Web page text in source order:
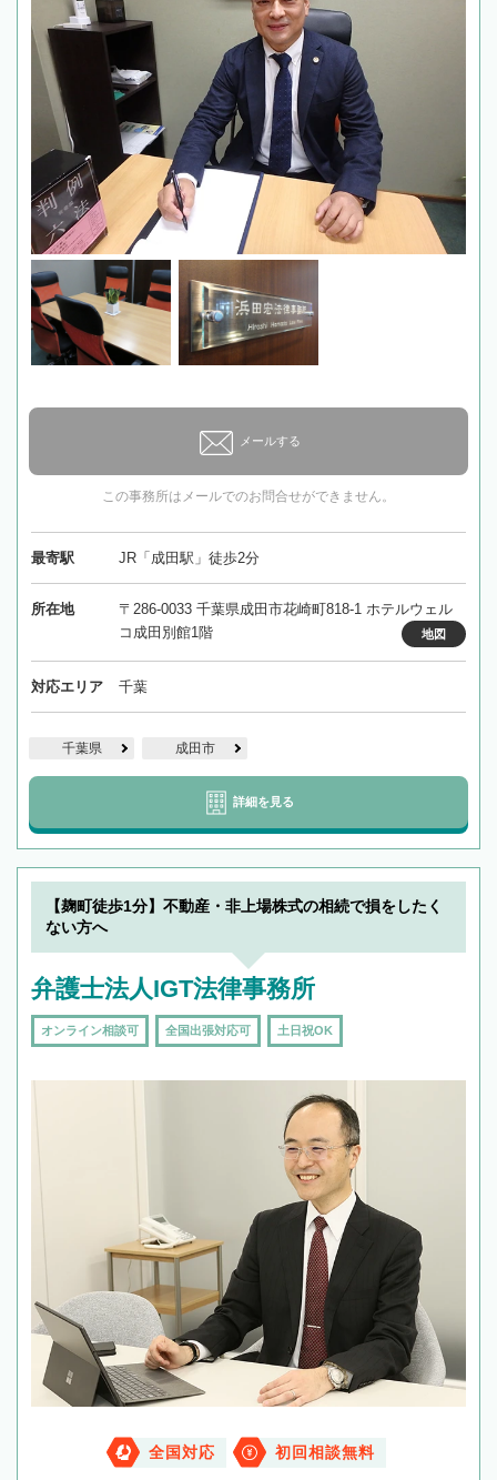
メールする
この事務所はメールでのお問合せができません。
最寄駅 JR「成田駅」徒歩2分
所在地
〒286-0033 千葉県成田市花崎町818-1 ホテルウェル
コ成田別館1階
地図
対応エリア 千葉
千葉県 成田市
詳細を見る
【麹町徒歩1分】不動産・非上場株式の相続で損をしたく
ない方へ
弁護士法人IGT法律事務所
オンライン相談可 全国出張対応可 土日祝OK
全国対応 初回相談無料